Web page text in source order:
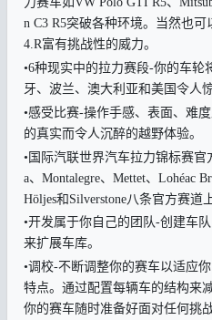
n C3 R5突破各种环境。当然也可
4.R富有挑战性的威力。
•6种现实中的拉力赛段-你的车轮
牙、波兰、澳大利亚和美国令人
•感受比赛-操作手感、表面、难
的真实而令人沉醉的越野体验。
•国际汽联世界汽车拉力锦标赛官
a、Montalegre、Mettet、Lohéac
Höljes和Silverstone八条官方赛道
•开发属于你自己的团队-创建车
来扩展车库。
•调校-不断调整你的赛车以适应
特点。通过配置每辆车的结构来
你的赛车随时准备好面对任何挑战